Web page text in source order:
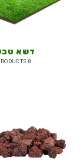
דשא
8 PRODUCTS